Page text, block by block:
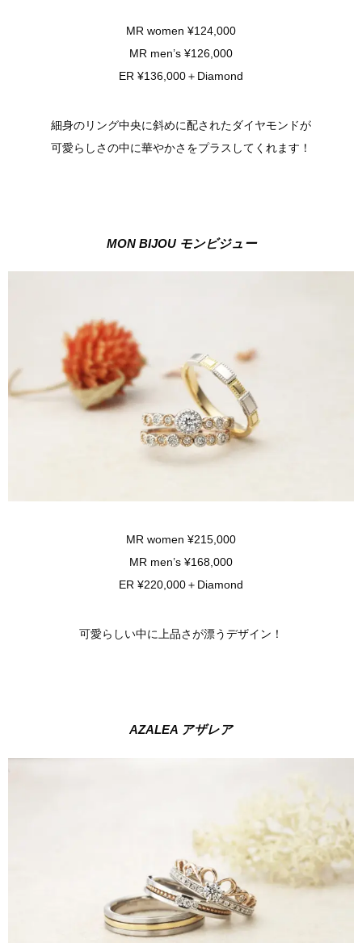
MR women ¥124,000
MR men’s ¥126,000
ER ¥136,000＋Diamond
細身のリング中央に斜めに配されたダイヤモンドが
可愛らしさの中に華やかさをプラスしてくれます！
MON BIJOU モンビジュー
MR women ¥215,000
MR men’s ¥168,000
ER ¥220,000＋Diamond
可愛らしい中に上品さが漂うデザイン！
AZALEA アザレア